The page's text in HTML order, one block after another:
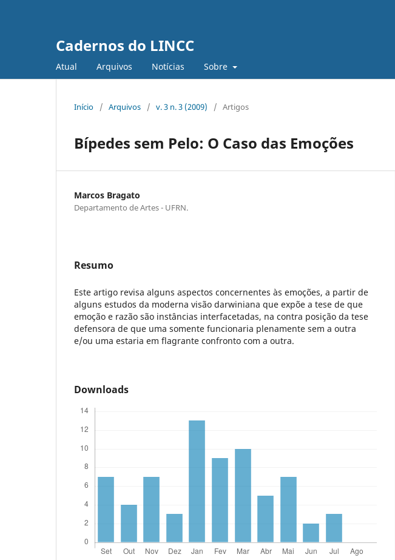
Cadernos do LINCC
Atual Arquivos Notícias Sobre
Início / Arquivos / v. 3 n. 3 (2009) / Artigos
Bípedes sem Pelo: O Caso das Emoções
Marcos Bragato
Departamento de Artes - UFRN.
Resumo
Este artigo revisa alguns aspectos concernentes às emoções, a partir de
alguns estudos da moderna visão darwiniana que expõe a tese de que
emoção e razão são instâncias interfacetadas, na contra posição da tese
defensora de que uma somente funcionaria plenamente sem a outra
e/ou uma estaria em flagrante confronto com a outra.
Downloads